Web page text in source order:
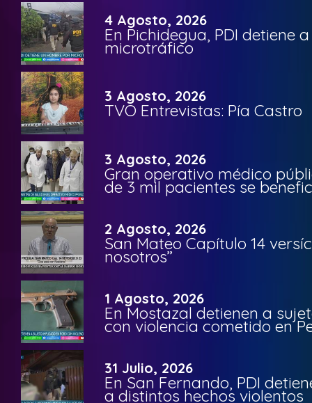
4 Agosto, 2026
En Pichidegua, PDI detiene
microtráfico
3 Agosto, 2026
TVO Entrevistas: Pía Castro
3 Agosto, 2026
Gran operativo médico
de 3 mil pacientes se
2 Agosto, 2026
San Mateo Capítulo 14
nosotros”
1 Agosto, 2026
En Mostazal detienen a
con violencia cometido en
31 Julio, 2026
En San Fernando, PDI
a distintos hechos violentos